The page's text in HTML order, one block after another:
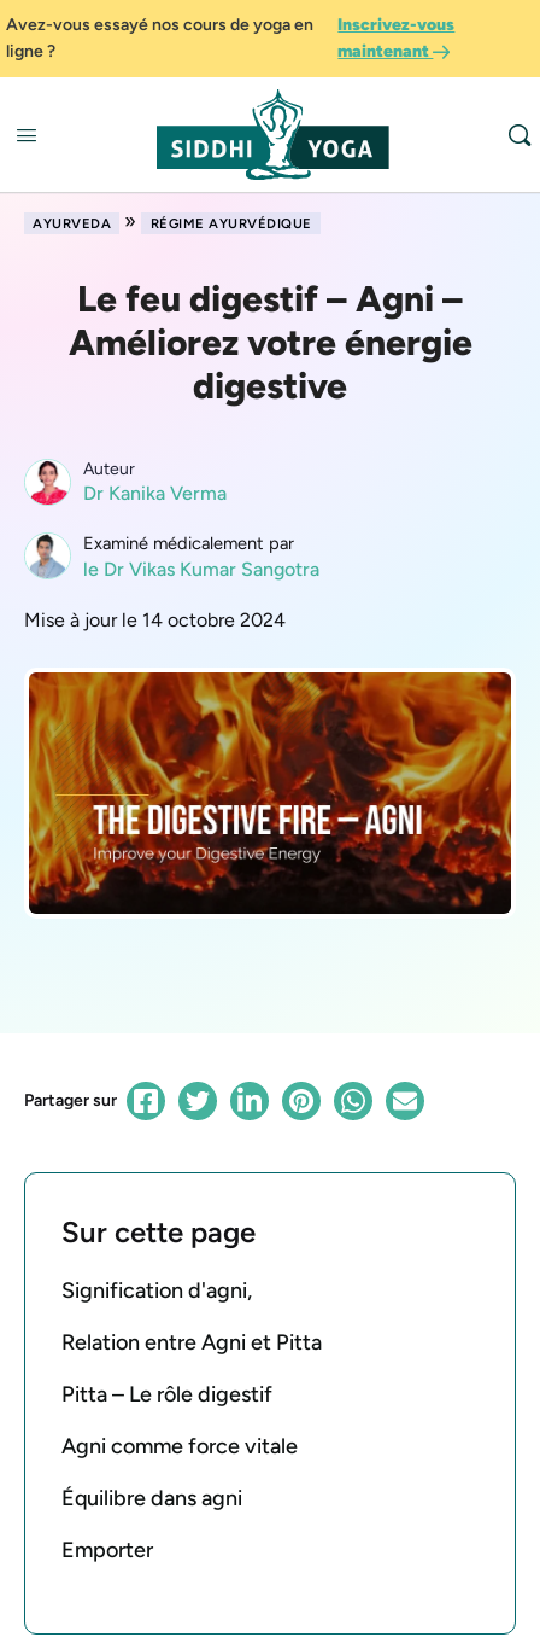
Avez-vous essayé nos cours de yoga en
ligne ?
Inscrivez-vous
maintenant
AYURVEDA » RÉGIME AYURVÉDIQUE
Le feu digestif – Agni –
Améliorez votre énergie
digestive
Auteur
Dr Kanika Verma
Examiné médicalement par
le Dr Vikas Kumar Sangotra
Mise à jour le 14 octobre 2024
Partager sur
Sur cette page
Signification d'agni,
Relation entre Agni et Pitta
Pitta – Le rôle digestif
Agni comme force vitale
Équilibre dans agni
Emporter